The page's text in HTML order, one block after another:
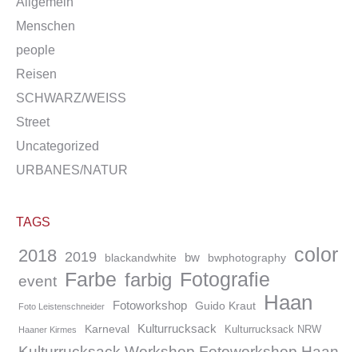
Menschen
people
Reisen
SCHWARZ/WEISS
Street
Uncategorized
URBANES/NATUR
TAGS
2018 2019 blackandwhite bw bwphotography color
event Farbe farbig Fotografie
Foto Leistenschneider Fotoworkshop Guido Kraut Haan
Haaner Kirmes Karneval Kulturrucksack Kulturrucksack NRW